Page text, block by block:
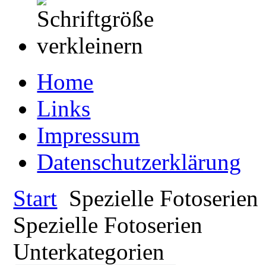
Home
Links
Impressum
Datenschutzerklärung
Start Spezielle Fotoserien
Spezielle Fotoserien
Unterkategorien